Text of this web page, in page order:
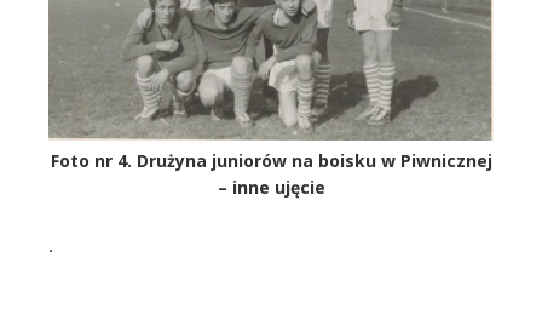
Foto nr 4. Drużyna juniorów na boisku w Piwnicznej
– inne ujęcie
.